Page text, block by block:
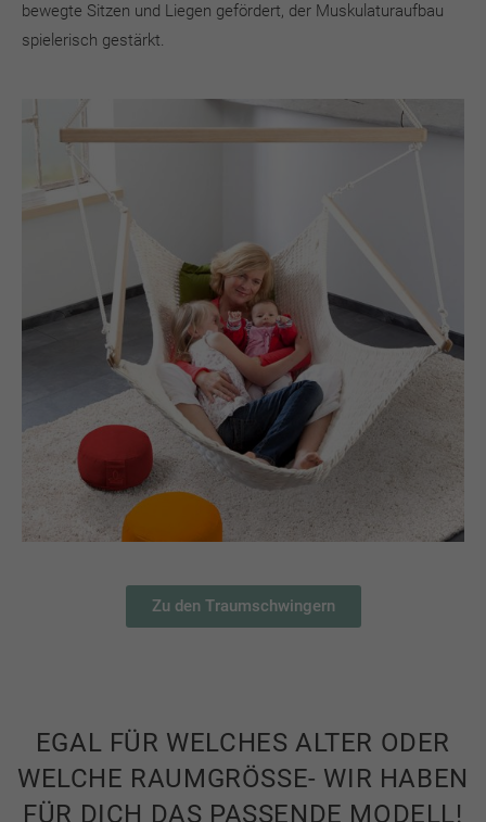
bewegte Sitzen und Liegen gefördert, der Muskulaturaufbau
spielerisch gestärkt.
Zu den Traumschwingern
EGAL FÜR WELCHES ALTER ODER
WELCHE RAUMGRÖSSE- WIR HABEN F
ÜR DICH DAS PASSENDE MODELL!